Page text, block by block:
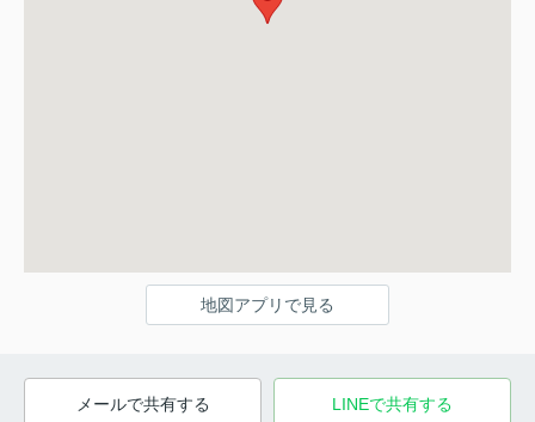
地図アプリで見る
メールで共有する LINEで共有する